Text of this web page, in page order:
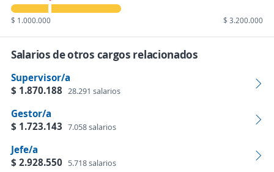
$ 1.000.000 $ 3.200.000
Salarios de otros cargos relacionados
Supervisor/a
$ 1.870.188 28.291 salarios
Gestor/a
$ 1.723.143 7.058 salarios
Jefe/a
$ 2.928.550 5.718 salarios